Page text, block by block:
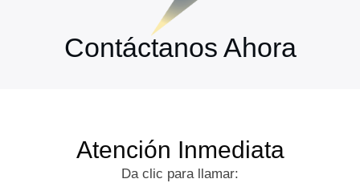
Contáctanos Ahora
Atención Inmediata
Da clic para llamar: